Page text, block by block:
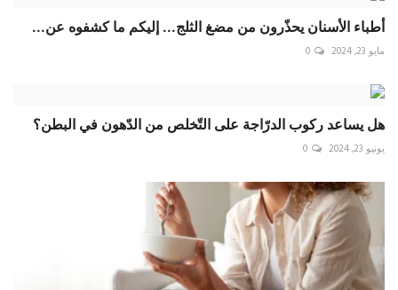
أطباء الأسنان يحذّرون من مضغ الثلج... إليكم ما كشفوه عن...
مايو 23, 2024 0
هل يساعد ركوب الدرّاجة على التّخلص من الدّهون في البطن؟
يونيو 23, 2024 0